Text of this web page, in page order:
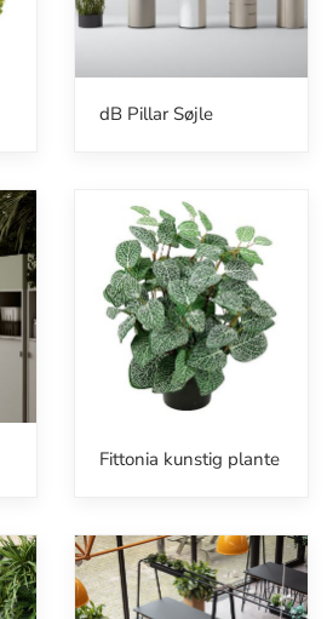
dB Pillar Søjle
Fittonia kunstig plante